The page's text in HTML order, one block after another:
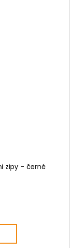
zipy – černé